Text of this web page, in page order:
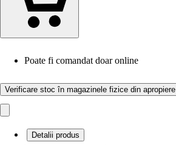
Poate fi comandat doar online
Verificare stoc în magazinele fizice din apropiere
Detalii produs